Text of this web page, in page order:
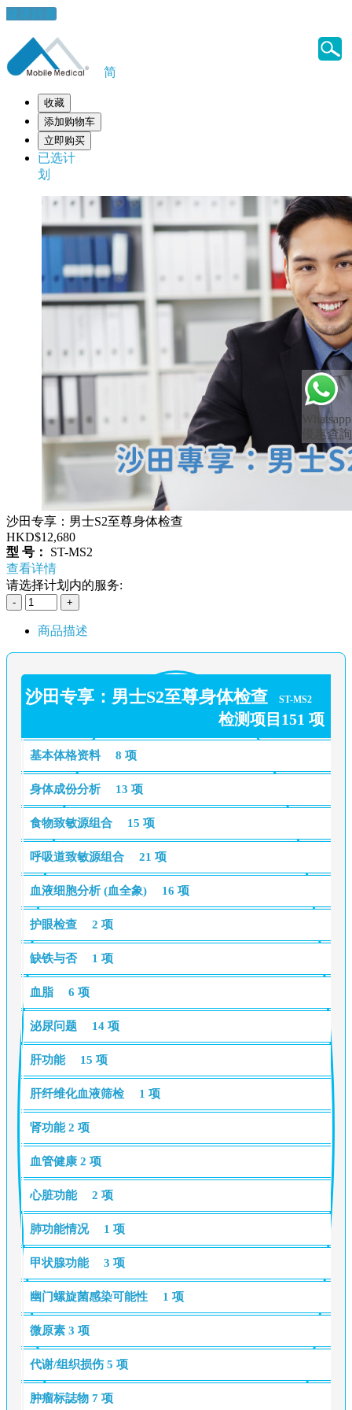
健康錦囊
Whatsapp
優惠查詢
简
收藏
添加购物车
立即购买
已选计
划
沙田专享：男士S2至尊身体检查
HKD$12,680
型 号：
ST-MS2
查看详情
请选择计划内的服务:
商品描述
沙田专享：男士S2至尊身体检查 ST-MS2
检测项目151 项
基本体格资料 8 项
身体成份分析 13 项
食物致敏源组合 15 项
呼吸道致敏源组合 21 项
血液细胞分析 (血全象) 16 项
护眼检查 2 项
缺铁与否 1 项
血脂 6 项
泌尿问题 14 项
肝功能 15 项
肝纤维化血液筛检 1 项
肾功能2 项
血管健康 2 项
心脏功能 2 项
肺功能情况 1 项
甲状腺功能 3 项
幽门螺旋菌感染可能性 1 项
微原素 3 项
代谢/组织损伤5 项
肿瘤标誌物 7 项